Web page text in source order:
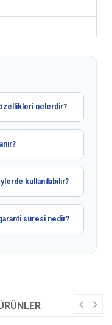
özellikleri nelerdir?
kullanılabilir?
süresi nedir?